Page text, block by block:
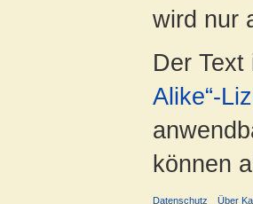
wird nur
Der
Alike“-
können
Datenschutz Über